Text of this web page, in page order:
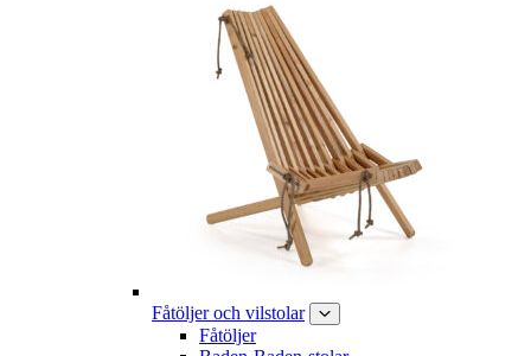
Fåtöljer och vilstolar
Fåtöljer